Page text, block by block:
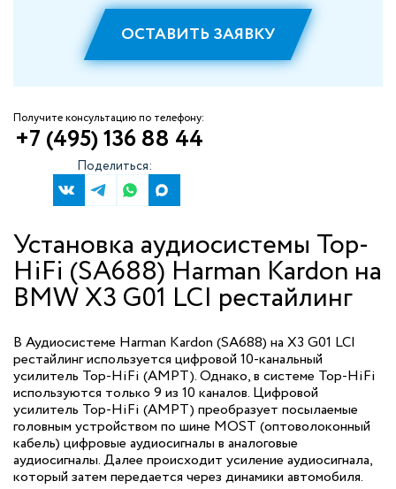
ОСТАВИТЬ ЗАЯВКУ
Получите консультацию по телефону:
+7 (495) 136 88 44
Поделиться:
Установка аудиосистемы Top-
HiFi (SA688) Harman Kardon на
BMW X3 G01 LCI рестайлинг
В Аудиосистеме Harman Kardon (SA688) на X3 G01 LCI
рестайлинг используется цифровой 10-канальный
усилитель Top-HiFi (AMPT). Однако, в системе Top-HiFi
используются только 9 из 10 каналов. Цифровой
усилитель Top-HiFi (AMPT) преобразует посылаемые
головным устройством по шине MOST (оптоволоконный
кабель) цифровые аудиосигналы в аналоговые
аудиосигналы. Далее происходит усиление аудиосигнала,
который затем передается через динамики автомобиля.